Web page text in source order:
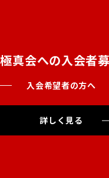
真会への入会者
入会希望者の方へ
詳しく見る